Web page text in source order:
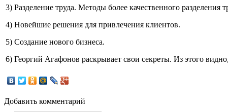
3) Разделение труда. Методы более качественного разделения
4) Новейшие решения для привлечения клиентов.
5) Создание нового бизнеса.
6) Георгий Агафонов раскрывает свои секреты. Из этого
Добавить комментарий